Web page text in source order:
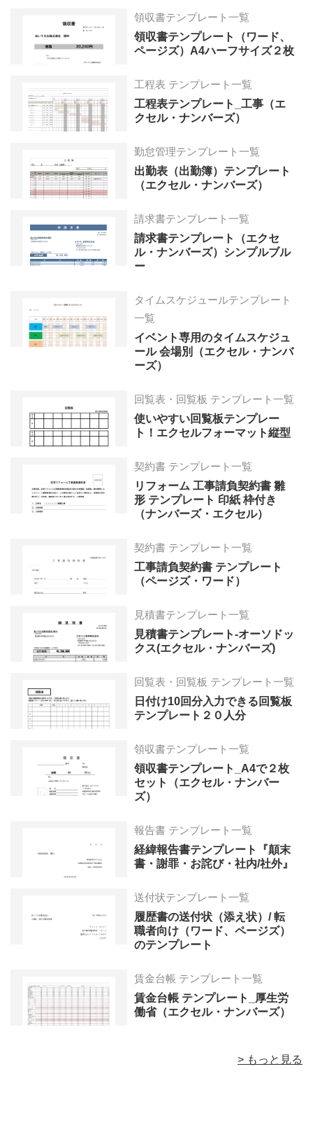
領収書テンプレート一覧
領収書テンプレート（ワード、
ページズ）A4ハーフサイズ２枚
工程表 テンプレート一覧
工程表テンプレート_工事（エ
クセル・ナンバーズ）
勤怠管理テンプレート一覧
出勤表（出勤簿）テンプレート
（エクセル・ナンバーズ）
請求書テンプレート一覧
請求書テンプレート（エクセ
ル・ナンバーズ）シンプルブル
ー
タイムスケジュールテンプレート
一覧
イベント専用のタイムスケジュ
ール 会場別（エクセル・ナンバ
ーズ）
回覧表・回覧板 テンプレート一覧
使いやすい回覧板テンプレー
ト！エクセルフォーマット縦型
契約書 テンプレート一覧
リフォーム 工事請負契約書 雛
形 テンプレート 印紙 枠付き
（ナンバーズ・エクセル）
契約書 テンプレート一覧
工事請負契約書 テンプレート
（ページズ・ワード）
見積書テンプレート一覧
見積書テンプレート-オーソドッ
クス(エクセル・ナンバーズ)
回覧表・回覧板 テンプレート一覧
日付け10回分入力できる回覧板
テンプレート２０人分
領収書テンプレート一覧
領収書テンプレート_A4で２枚
セット（エクセル・ナンバー
ズ）
報告書 テンプレート一覧
経緯報告書テンプレート『顛末
書・謝罪・お詫び・社内/社外』
送付状テンプレート一覧
履歴書の送付状（添え状）/ 転
職者向け（ワード、ページズ）
のテンプレート
賃金台帳 テンプレート一覧
賃金台帳 テンプレート_厚生労
働省（エクセル・ナンバーズ）
> もっと見る